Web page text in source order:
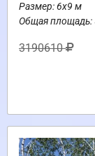
Размер: 6х9 м
Общая площадь:
3190610